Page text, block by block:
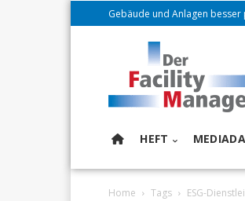
Gebäude und Anlagen
HEFT
Home Tags ESG-